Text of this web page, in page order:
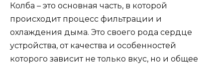
Колба – это основная часть, в которой
происходит процесс фильтрации и
охлаждения дыма. Это своего рода сердце
устройства, от качества и особенностей
которого зависит не только вкус, но и общее